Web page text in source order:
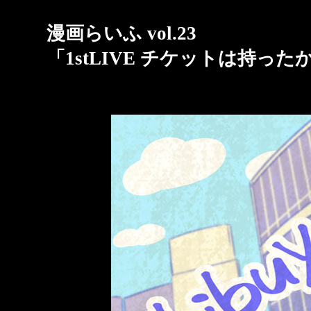
漫画らいふ vol.23
「1stLIVE チケットは持った